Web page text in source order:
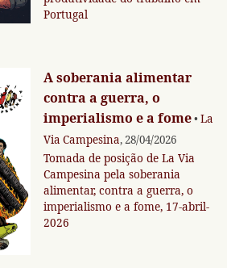
Portugal
A soberania alimentar
contra a guerra, o
imperialismo e a fome• La
Via Campesina, 28/04/2026
Tomada de posição de La Via
Campesina pela soberania
alimentar, contra a guerra, o
imperialismo e a fome, 17-abril-
2026